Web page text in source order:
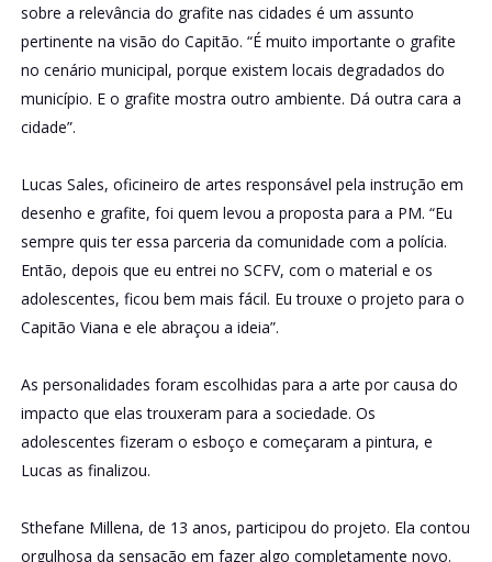
sobre a relevância do grafite nas cidades é um assunto
pertinente na visão do Capitão. “É muito importante o grafite
no cenário municipal, porque existem locais degradados do
município. E o grafite mostra outro ambiente. Dá outra cara a
cidade”.
Lucas Sales, oficineiro de artes responsável pela instrução em
desenho e grafite, foi quem levou a proposta para a PM. “Eu
sempre quis ter essa parceria da comunidade com a polícia.
Então, depois que eu entrei no SCFV, com o material e os
adolescentes, ficou bem mais fácil. Eu trouxe o projeto para o
Capitão Viana e ele abraçou a ideia”.
As personalidades foram escolhidas para a arte por causa do
impacto que elas trouxeram para a sociedade. Os
adolescentes fizeram o esboço e começaram a pintura, e
Lucas as finalizou.
Sthefane Millena, de 13 anos, participou do projeto. Ela contou
orgulhosa da sensação em fazer algo completamente novo.